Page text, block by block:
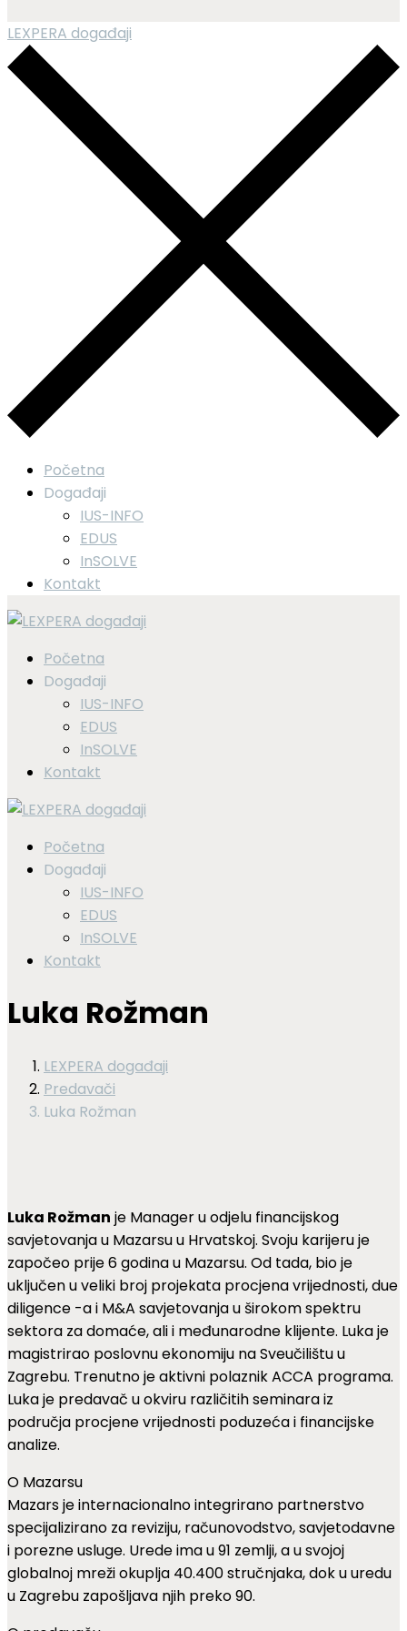
LEXPERA događaji
Početna
Događaji
IUS-INFO
EDUS
InSOLVE
Kontakt
Početna
Događaji
IUS-INFO
EDUS
InSOLVE
Kontakt
Početna
Događaji
IUS-INFO
EDUS
InSOLVE
Kontakt
Luka Rožman
LEXPERA događaji
Predavači
Luka Rožman
Luka Rožman je Manager u odjelu financijskog
savjetovanja u Mazarsu u Hrvatskoj. Svoju karijeru je
započeo prije 6 godina u Mazarsu. Od tada, bio je
uključen u veliki broj projekata procjena vrijednosti, due
diligence -a i M&A savjetovanja u širokom spektru
sektora za domaće, ali i međunarodne klijente. Luka je
magistrirao poslovnu ekonomiju na Sveučilištu u
Zagrebu. Trenutno je aktivni polaznik ACCA programa.
Luka je predavač u okviru različitih seminara iz
područja procjene vrijednosti poduzeća i financijske
analize.
O Mazarsu
Mazars je internacionalno integrirano partnerstvo
specijalizirano za reviziju, računovodstvo, savjetodavne
i porezne usluge. Urede ima u 91 zemlji, a u svojoj
globalnoj mreži okuplja 40.400 stručnjaka, dok u uredu
u Zagrebu zapošljava njih preko 90.